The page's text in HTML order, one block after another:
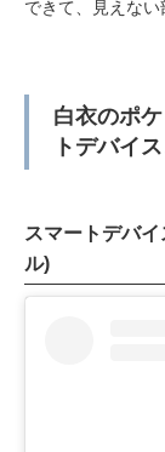
できて、見えない
白衣のポ
トデバイ
スマートデバ
ル)